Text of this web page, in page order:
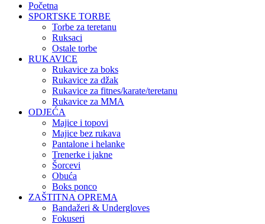
Početna
SPORTSKE TORBE
Torbe za teretanu
Ruksaci
Ostale torbe
RUKAVICE
Rukavice za boks
Rukavice za džak
Rukavice za fitnes/karate/teretanu
Rukavice za MMA
ODJEĆA
Majice i topovi
Majice bez rukava
Pantalone i helanke
Trenerke i jakne
Šorcevi
Obuća
Boks ponco
ZAŠTITNA OPREMA
Bandažeri & Undergloves
Fokuseri